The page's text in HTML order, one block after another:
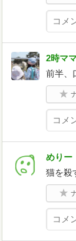
2時マ
前半、
めりー
猫を殺